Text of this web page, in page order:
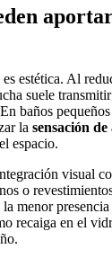
estética. Al
suele transmitir
baños
la sensación
espacio.
visual
o
menor
recaiga en el